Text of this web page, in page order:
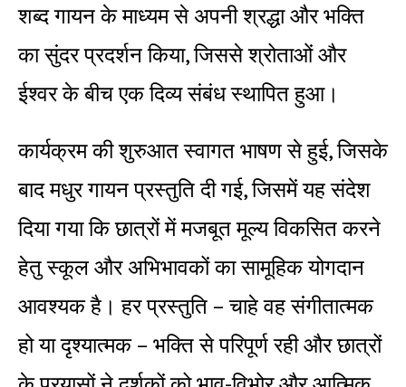
शब्द गायन के माध्यम से अपनी श्रद्धा और भक्ति
का सुंदर प्रदर्शन किया, जिससे श्रोताओं और
ईश्वर के बीच एक दिव्य संबंध स्थापित हुआ।
कार्यक्रम की शुरुआत स्वागत भाषण से हुई, जिसके
बाद मधुर गायन प्रस्तुति दी गई, जिसमें यह संदेश
दिया गया कि छात्रों में मजबूत मूल्य विकसित करने
हेतु स्कूल और अभिभावकों का सामूहिक योगदान
आवश्यक है। हर प्रस्तुति – चाहे वह संगीतात्मक
हो या दृश्यात्मक – भक्ति से परिपूर्ण रही और छात्रों